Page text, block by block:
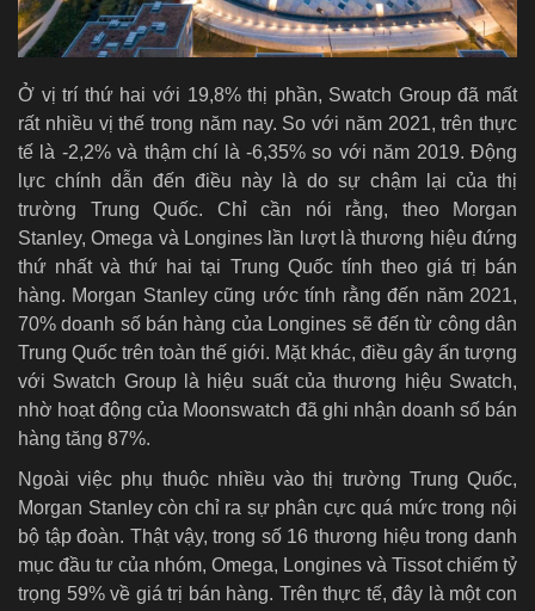
Ở vị trí thứ hai với 19,8% thị phần, Swatch Group đã mất
rất nhiều vị thế trong năm nay. So với năm 2021, trên thực
tế là -2,2% và thậm chí là -6,35% so với năm 2019. Động
lực chính dẫn đến điều này là do sự chậm lại của thị
trường Trung Quốc. Chỉ cần nói rằng, theo Morgan
Stanley, Omega và Longines lần lượt là thương hiệu đứng
thứ nhất và thứ hai tại Trung Quốc tính theo giá trị bán
hàng. Morgan Stanley cũng ước tính rằng đến năm 2021,
70% doanh số bán hàng của Longines sẽ đến từ công dân
Trung Quốc trên toàn thế giới. Mặt khác, điều gây ấn tượng
với Swatch Group là hiệu suất của thương hiệu Swatch,
nhờ hoạt động của Moonswatch đã ghi nhận doanh số bán
hàng tăng 87%.
Ngoài việc phụ thuộc nhiều vào thị trường Trung Quốc,
Morgan Stanley còn chỉ ra sự phân cực quá mức trong nội
bộ tập đoàn. Thật vậy, trong số 16 thương hiệu trong danh
mục đầu tư của nhóm, Omega, Longines và Tissot chiếm tỷ
trọng 59% về giá trị bán hàng. Trên thực tế, đây là một con